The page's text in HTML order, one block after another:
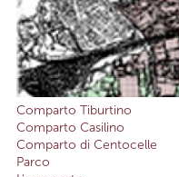
Comparto Tiburtino
Comparto Casilino
Comparto di Centocelle
Parco